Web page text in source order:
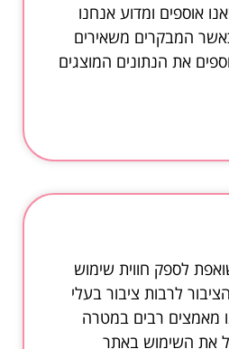
אוספים ומדוע אנחנו
המבקרים משאירים
את הנתונים המוצגים
לספק חווית שימוש
לרבות ציבור בעלי
מאמצים רבים במטרה
את השימוש באתר